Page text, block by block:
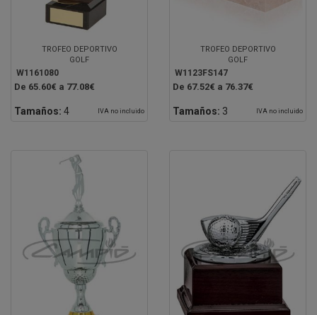
TROFEO DEPORTIVO
GOLF
W1161080
De 65.60€ a 77.08€
Tamaños: 4 IVA no incluido
TROFEO DEPORTIVO
GOLF
W1123FS147
De 67.52€ a 76.37€
Tamaños: 3 IVA no incluido